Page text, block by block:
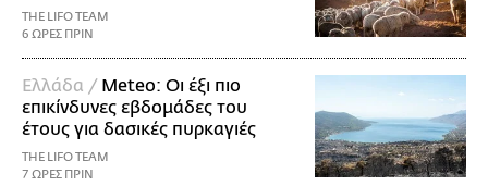
THE LIFO TEAM
6 ΩΡΕΣ ΠΡΙΝ
Ελλάδα / Meteo: Οι έξι πιο
επικίνδυνες εβδομάδες του
έτους για δασικές πυρκαγιές
THE LIFO TEAM
7 ΩΡΕΣ ΠΡΙΝ